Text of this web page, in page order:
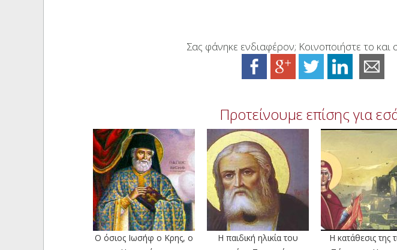
Σας φάνηκε ενδιαφέρον; Κοινοποιήστε το και
Προτείνουμε επίσης για
Ο όσιος Ιωσήφ ο Κρης, ο
Η παιδική ηλικία του
Η κατάθεσις της